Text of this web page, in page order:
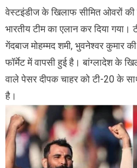
वेस्टइंडीज के खिलाफ सीमित ओवरों
भारतीय टीम का एलान कर दिया
गेंदबाज मोहम्मद शमी, भुवनेश्वर
फॉर्मेट में वापसी हुई है। बांग्लादेश के
वाले पेसर दीपक चाहर को टी-20 के
है।